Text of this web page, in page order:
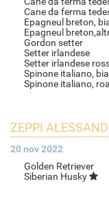
Cane da ferma
Epagneul breton,
Epagneul
Gordon setter
Setter irlandese
Setter irlandese
Spinone italiano,
Spinone italiano,
ZEPPI
20 nov 2022
Golden Retriever
Siberian Husky